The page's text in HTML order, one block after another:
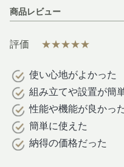
商品レビュー
評価 ★★★★★
使い心地がよかった
組み立てや設置が簡
性能や機能が良かっ
簡単に使えた
納得の価格だった